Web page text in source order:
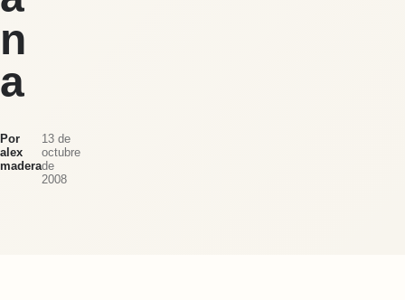
n
a
Por
alex
madera
13 de
octubre
de
2008